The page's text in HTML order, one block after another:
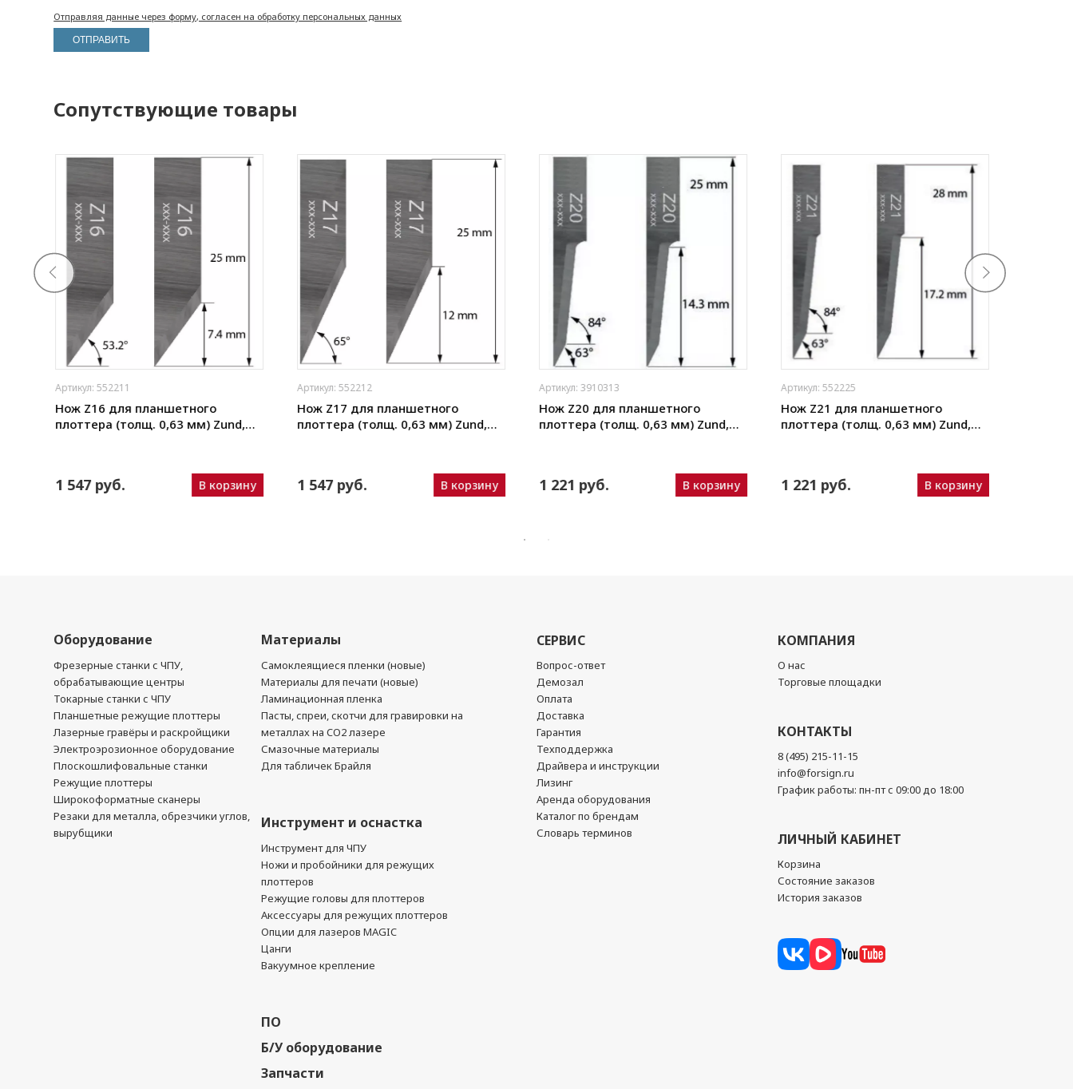
Отправляя данные через форму, согласен на обработку персональных данных
Сопутствующие товары
Артикул: 552211
Нож Z16 для планшетного
плоттера (толщ. 0,63 мм) Zund,
1 547 руб. В корзину
Артикул: 552212
Нож Z17 для планшетного
плоттера (толщ. 0,63 мм) Zund,
1 547 руб. В корзину
Артикул: 3910313
Нож Z20 для планшетного
плоттера (толщ. 0,63 мм) Zund,
1 221 руб. В корзину
Артикул: 552225
Нож Z21 для планшетного
плоттера (толщ. 0,63 мм) Zund,
1 221 руб. В корзину
Оборудование
Фрезерные станки с ЧПУ,
обрабатывающие центры
Токарные станки с ЧПУ
Планшетные режущие плоттеры
Лазерные гравёры и раскройщики
Электроэрозионное оборудование
Плоскошлифовальные станки
Режущие плоттеры
Широкоформатные сканеры
Резаки для металла, обрезчики углов,
вырубщики
Материалы
Самоклеящиеся пленки (новые)
Материалы для печати (новые)
Ламинационная пленка
Пасты, спреи, скотчи для гравировки на
металлах на CO2 лазере
Смазочные материалы
Для табличек Брайля
Инструмент и оснастка
Инструмент для ЧПУ
Ножи и пробойники для режущих
плоттеров
Режущие головы для плоттеров
Аксессуары для режущих плоттеров
Опции для лазеров MAGIC
Цанги
Вакуумное крепление
ПО
Б/У оборудование
Запчасти
СЕРВИС
Вопрос-ответ
Демозал
Оплата
Доставка
Гарантия
Техподдержка
Драйвера и инструкции
Лизинг
Аренда оборудования
Каталог по брендам
Словарь терминов
КОМПАНИЯ
О нас
Торговые площадки
КОНТАКТЫ
8 (495) 215-11-15
info@forsign.ru
График работы: пн-пт с 09:00 до 18:00
ЛИЧНЫЙ КАБИНЕТ
Корзина
Состояние заказов
История заказов